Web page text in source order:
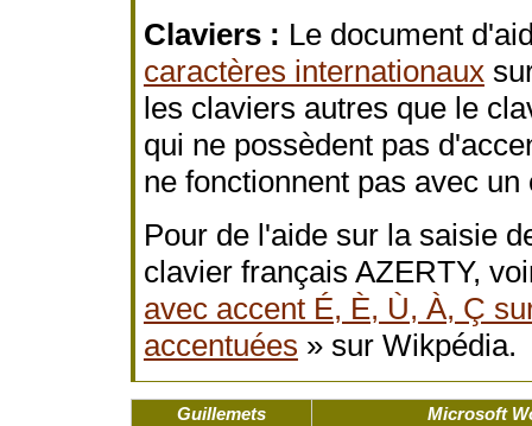
Claviers : Le document
caractères internationaux
les claviers autres que le
qui ne possèdent pas
ne fonctionnent pas avec
Pour de l'aide sur la saisie
clavier français AZERTY,
avec accent É, È, Ù, À, Ç
accentuées » sur Wikpédia.
Guillemets
Microsoft